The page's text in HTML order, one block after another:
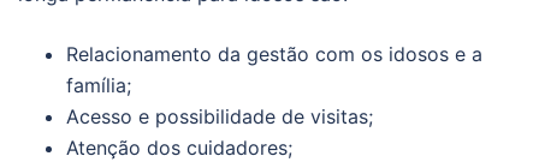
Relacionamento da gestão com os idosos e a
família;
Acesso e possibilidade de visitas;
Atenção dos cuidadores;